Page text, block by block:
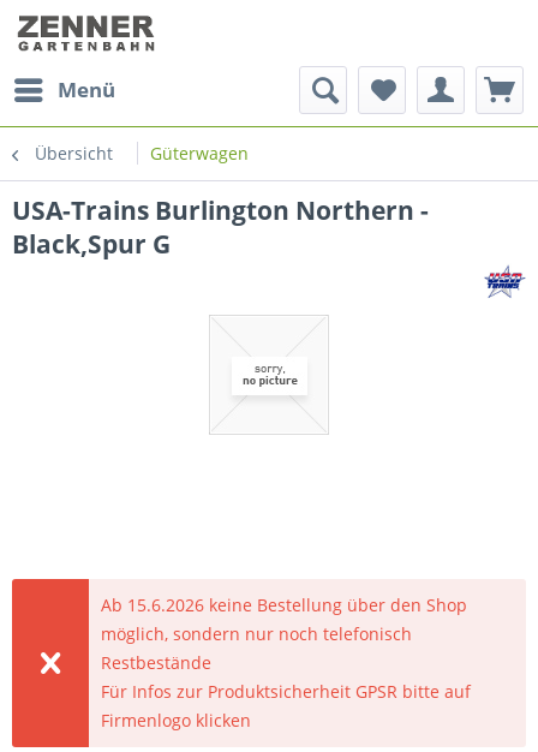
Menü
Übersicht Güterwagen
USA-Trains Burlington Northern -
Black,Spur G
Ab 15.6.2026 keine Bestellung über den Shop
möglich, sondern nur noch telefonisch
Restbestände
Für Infos zur Produktsicherheit GPSR bitte auf
Firmenlogo klicken